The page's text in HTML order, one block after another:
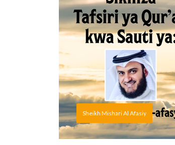
Sheikh Mishari Al Afasiy